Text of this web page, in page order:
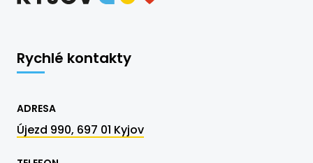
Rychlé kontakty
ADRESA
Újezd 990, 697 01 Kyjov